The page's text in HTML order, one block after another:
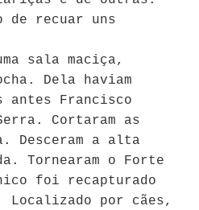
de recuar uns
sala maciça,
Dela haviam
antes Francisco
Cortaram as
Desceram a alta
Tornearam o Forte
foi recapturado
Localizado por cães,